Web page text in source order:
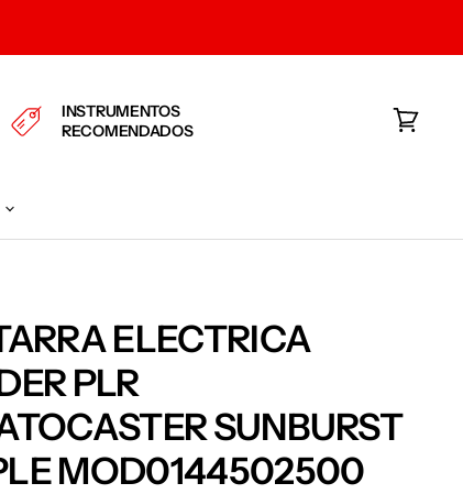
INSTRUMENTOS
RECOMENDADOS
ELECTRICA
PLR
SUNBURST
MOD0144502500